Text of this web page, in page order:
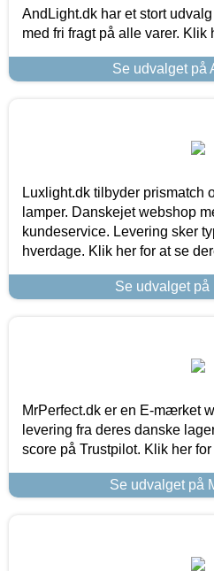
AndLight.dk har et stort
med fri fragt på alle varer. Klik
Se udvalget på
Luxlight.dk tilbyder prismatch
lamper. Danskejet webshop
kundeservice. Levering sker
hverdage. Klik her for at se
Se udvalget på
MrPerfect.dk er en E-mærket
levering fra deres danske
score på Trustpilot. Klik her
Se udvalget på